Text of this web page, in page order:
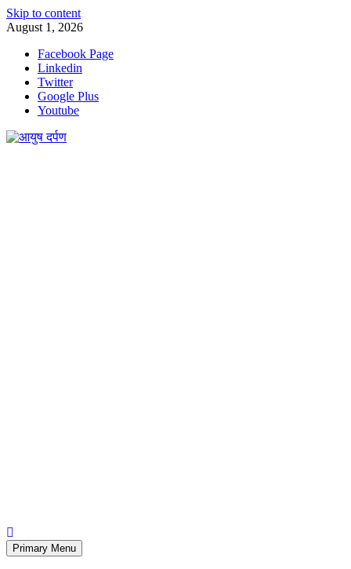
Skip to content
August 1, 2026
Facebook Page
Linkedin
Twitter
Google Plus
Youtube
Primary Menu